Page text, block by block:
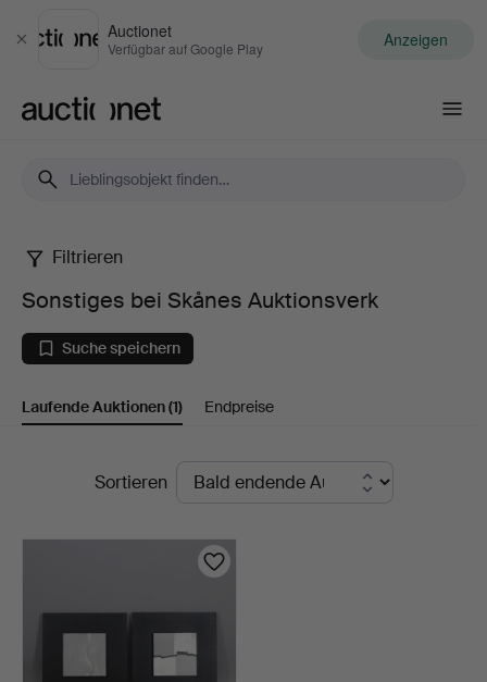
Schließen
Auctionet
Verfügbar auf Google Play Anzeigen
Sonstiges
bei
Skånes
Auktionsverk
Filtrieren
Sonstiges bei Skånes Auktionsverk
Suche speichern
Laufende Auktionen(1) Endpreise
LaufendeSortieren